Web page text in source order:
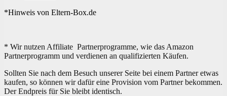
*Hinweis von Eltern-Box.de
* Wir nutzen Affiliate Partnerprogramme, wie das Amazon
Partnerprogramm und verdienen an qualifizierten Käufen.
Sollten Sie nach dem Besuch unserer Seite bei einem Partner etwas
kaufen, so können wir dafür eine Provision vom Partner bekommen.
Der Endpreis für Sie bleibt identisch.